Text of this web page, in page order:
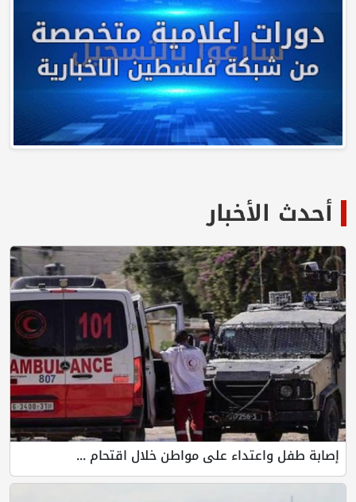
أحدث الأخبار
إصابة طفل واعتداء على مواطن خلال اقتحام ...